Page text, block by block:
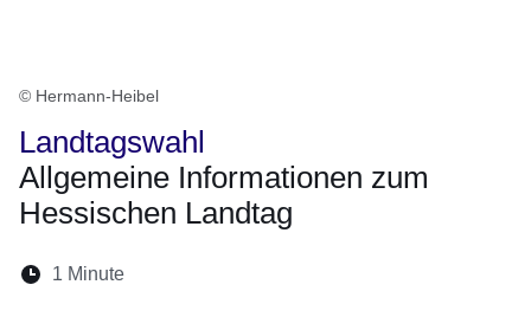
© Hermann-Heibel
Landtagswahl
Allgemeine Informationen zum
Hessischen Landtag
Lesedauer:
1 Minute